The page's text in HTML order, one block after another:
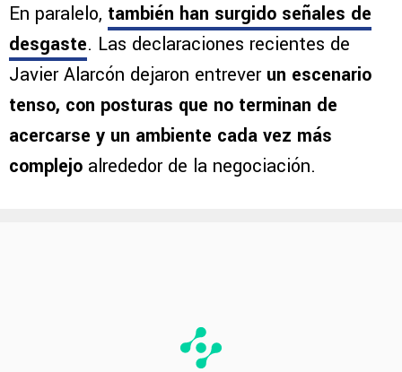
En paralelo, también han surgido señales de
desgaste. Las declaraciones recientes de
Javier Alarcón dejaron entrever un escenario
tenso, con posturas que no terminan de
acercarse y un ambiente cada vez más
complejo alrededor de la negociación.